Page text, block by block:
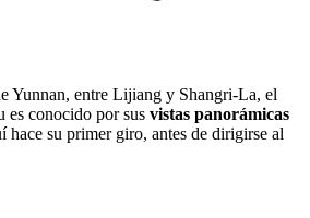
Yunnan, entre Lijiang y Shangri-La, el
es conocido por sus vistas panorámicas
hace su primer giro, antes de dirigirse al